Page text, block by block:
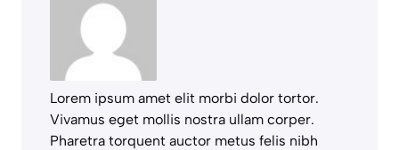
Lorem ipsum amet elit morbi dolor tortor.
Vivamus eget mollis nostra ullam corper.
Pharetra torquent auctor metus felis nibh